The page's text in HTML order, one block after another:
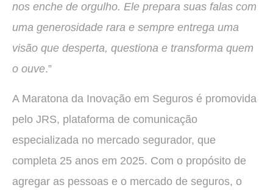
nos enche de orgulho. Ele prepara suas falas com
uma generosidade rara e sempre entrega uma
visão que desperta, questiona e transforma quem
o ouve.”
A Maratona da Inovação em Seguros é promovida
pelo JRS, plataforma de comunicação
especializada no mercado segurador, que
completa 25 anos em 2025. Com o propósito de
agregar as pessoas e o mercado de seguros, o